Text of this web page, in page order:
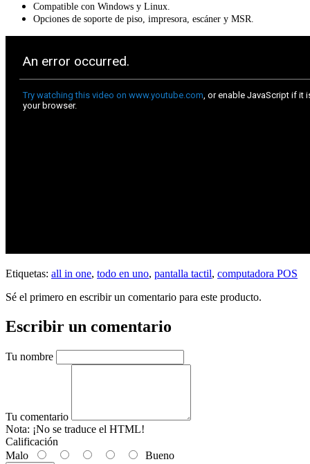
Compatible con Windows y Linux.
Opciones de soporte de piso, impresora, escáner y MSR.
Etiquetas: all in one, todo en uno, pantalla tactil, computadora POS
Sé el primero en escribir un comentario para este producto.
Escribir un comentario
Tu nombre
Tu comentario
Nota: ¡No se traduce el HTML!
Calificación
Malo
Bueno